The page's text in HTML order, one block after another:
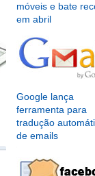
móveis e bate
em abril
Google lança
ferramenta para
tradução
de emails